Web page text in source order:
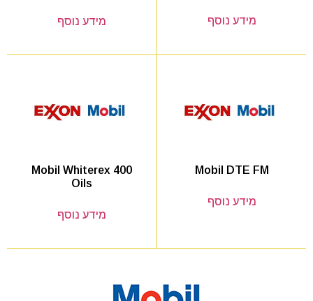
מידע נוסף מידע נוסף
Mobil DTE FM
מידע נוסף
Mobil Whiterex 400
Oils
מידע נוסף